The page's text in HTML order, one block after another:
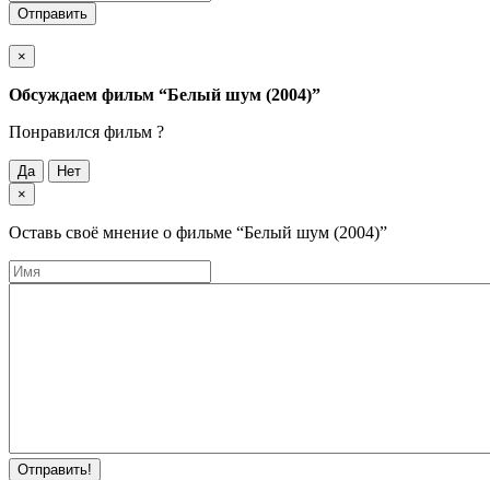
Отправить
×
Обсуждаем фильм “Белый шум (2004)”
Понравился фильм ?
Да
Нет
×
Оставь своё мнение о фильме “Белый шум (2004)”
Отправить!